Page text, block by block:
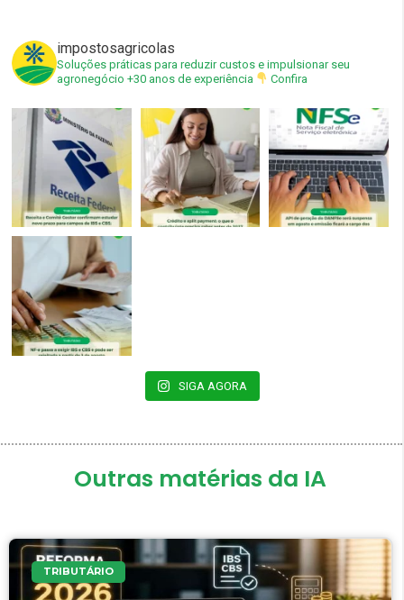
impostosagricolas
Soluções práticas para reduzir custos e impulsionar seu
agronegócio +30 anos de experiência Confira
SIGA AGORA
Outras matérias da IA
TRIBUTÁRIO